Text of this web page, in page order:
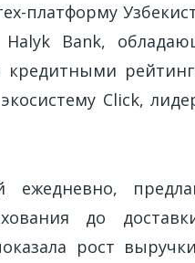
платформу
Halyk Bank,
Click,
до
рост